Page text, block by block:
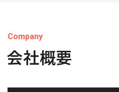
Company
会社概要